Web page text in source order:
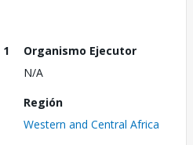
1
Organismo Ejecutor
N/A
Región
Western and Central Africa